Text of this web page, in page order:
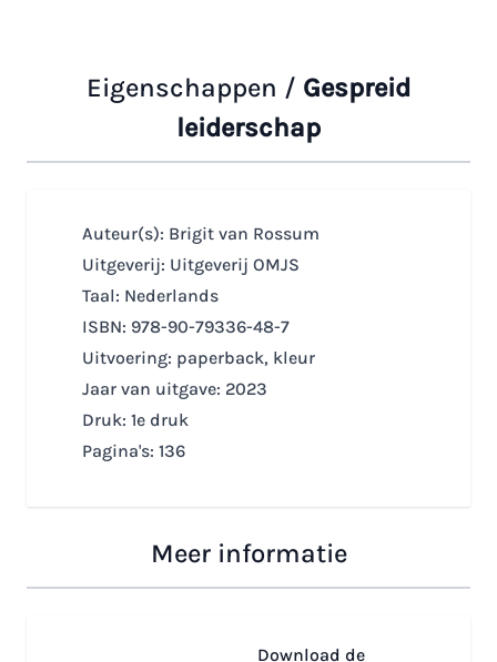
Eigenschappen / Gespreid
leiderschap
Auteur(s): Brigit van Rossum
Uitgeverij: Uitgeverij OMJS
Taal: Nederlands
ISBN: 978-90-79336-48-7
Uitvoering: paperback, kleur
Jaar van uitgave: 2023
Druk: 1e druk
Pagina's: 136
Meer informatie
Download de